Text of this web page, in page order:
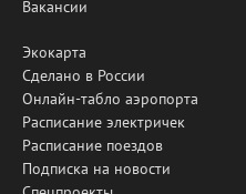
Вакансии
Экокарта
Сделано в России
Онлайн-табло аэропорта
Расписание электричек
Расписание поездов
Подписка на новости